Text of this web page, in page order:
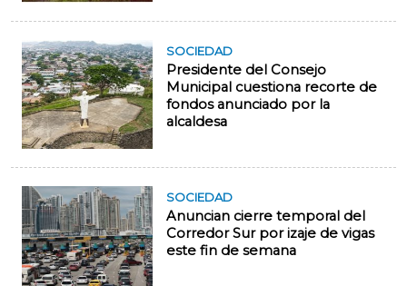
SOCIEDAD
Presidente del Consejo
Municipal cuestiona recorte de
fondos anunciado por la
alcaldesa
SOCIEDAD
Anuncian cierre temporal del
Corredor Sur por izaje de vigas
este fin de semana